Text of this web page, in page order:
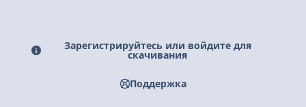
Зарегистрируйтесь или войдите для
скачивания
Поддержка